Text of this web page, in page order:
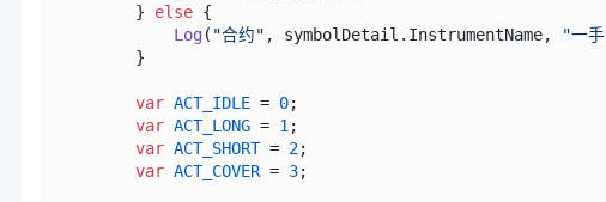
        }
else
Log( "合约" , symbolDetail. InstrumentName, "一
        }
var ACT_IDLE = 0
var ACT_LONG = 1 ;
var ACT_SHORT = 2;
var ACT_COVER = 3